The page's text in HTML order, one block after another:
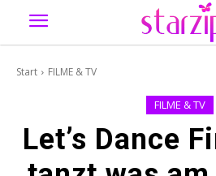
Start FILME & TV
FILME & TV
Let’s Dance